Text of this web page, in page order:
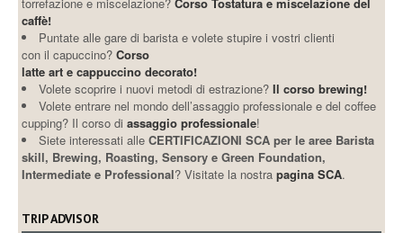
caffè!
Puntate alle gare di barista e volete stupire i vostri clienti
con il capuccino?Corso
latte art e cappuccino decorato!
Volete scoprire i nuovi metodi di estrazione?Il corso brewing!
Volete entrare nel mondo dell’assaggio professionale e del coffee
cupping? Il corso diassaggio professionale!
Siete interessati alleCERTIFICAZIONI SCA per le aree Barista
skill, Brewing, Roasting, Sensory e Green Foundation,
Intermediate e Professional? Visitate la nostrapagina SCA.
TRIP ADVISOR